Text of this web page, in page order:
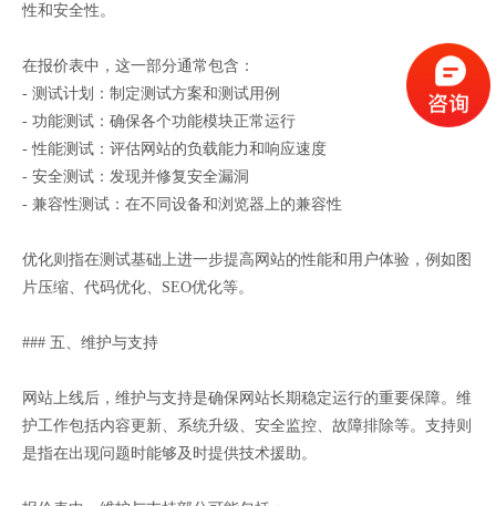
性和安全性。
在报价表中，这一部分通常包含：
- 测试计划：制定测试方案和测试用例
- 功能测试：确保各个功能模块正常运行
- 性能测试：评估网站的负载能力和响应速度
- 安全测试：发现并修复安全漏洞
- 兼容性测试：在不同设备和浏览器上的兼容性
优化则指在测试基础上进一步提高网站的性能和用户体验，例如图
片压缩、代码优化、SEO优化等。
### 五、维护与支持
网站上线后，维护与支持是确保网站长期稳定运行的重要保障。维
护工作包括内容更新、系统升级、安全监控、故障排除等。支持则
是指在出现问题时能够及时提供技术援助。